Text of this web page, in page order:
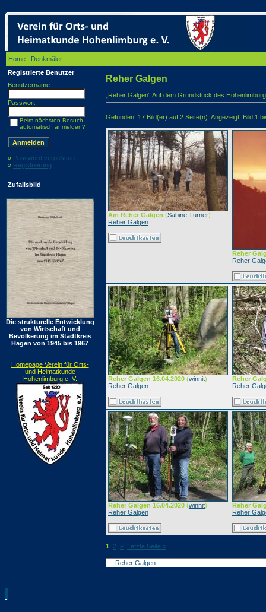
Home Denkmäler
Registrierte Benutzer
Benutzername:
Passwort:
Beim nächsten Besuch
automatisch anmelden?
» Password vergessen
» Registrierung
Zufallsbild
Die strukturelle Entwicklung
von Wirtschaft und
Bevölkerung im Stadtkreis
Hagen von 1945 bis 1967
Homepage Verein für Orts-
und Heimatkunde
Hohenlimburg e. V.
Reher Galgen
„Reher Galgen“ Auf dem Grundstück des
Gefunden: 17 Bild(er) auf 2 Seite(n). Angezeigt: Bild 1
Am Reher Galgen (Sabine Turner)
Reher Galgen
Reher
Reher
Reher Galgen 16.04.2020 (winnit)
Reher Galgen
Reher
Reher
Reher Galgen 16.04.2020 (winnit)
Reher Galgen
Reher
Reher
1 2 » Letzte Seite »